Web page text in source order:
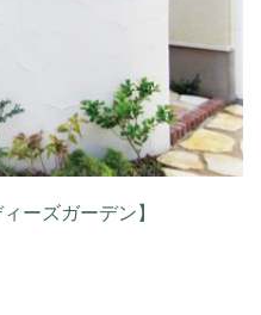
ーズガーデン】